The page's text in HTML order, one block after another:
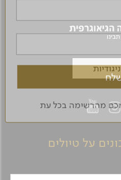
על טיולים
מהרשימה בכל עת